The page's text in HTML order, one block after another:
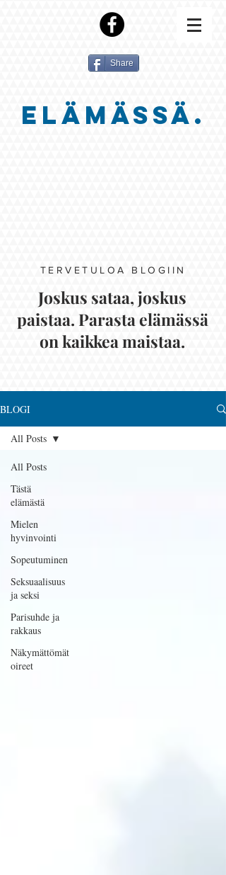
Share
ELÄMÄSSÄ.
TERVETULOA BLOGIIN
Joskus sataa, joskus
paistaa. Parasta elämässä
on kaikkea maistaa.
BLOGI
All Posts
Tästä
elämästä
Mielen
hyvinvointi
Sopeutuminen
Seksuaalisuus
ja seksi
Parisuhde ja
rakkaus
Näkymättömät
oireet
All Posts